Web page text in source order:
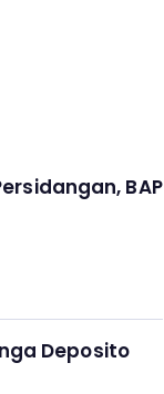
BAP
Deposito